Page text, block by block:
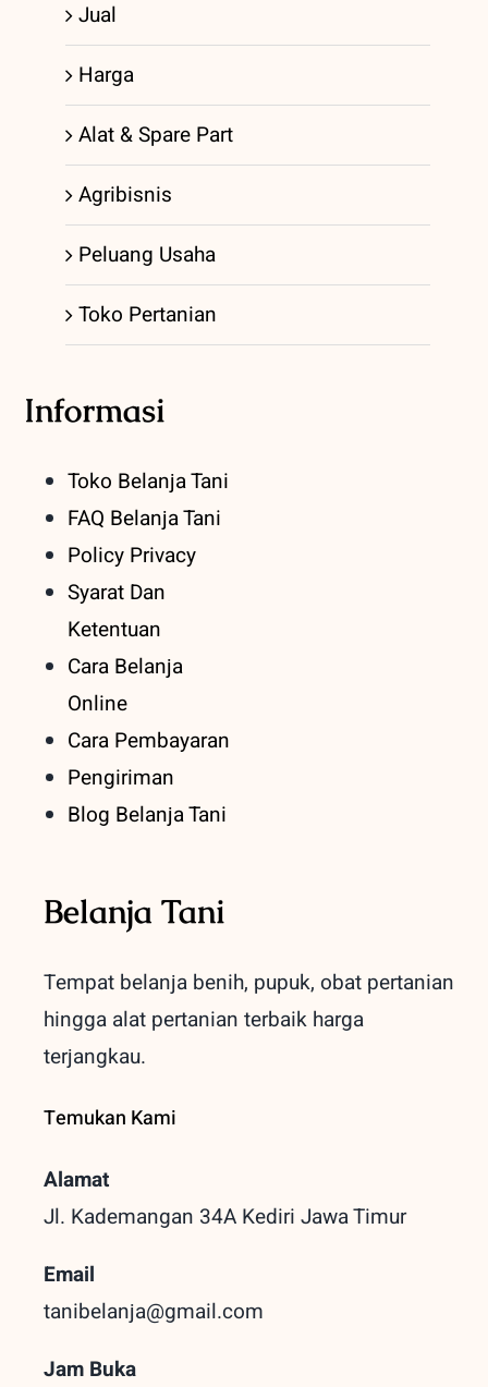
Jual
Harga
Alat & Spare Part
Agribisnis
Peluang Usaha
Toko Pertanian
Informasi
Toko Belanja Tani
FAQ Belanja Tani
Policy Privacy
Syarat Dan
Ketentuan
Cara Belanja
Online
Cara Pembayaran
Pengiriman
Blog Belanja Tani
Belanja Tani
Tempat belanja benih, pupuk, obat pertanian
hingga alat pertanian terbaikharga
terjangkau.
Temukan Kami
Alamat
Jl. Kademangan 34A Kediri Jawa Timur
Email
tanibelanja@gmail.com
Jam Buka